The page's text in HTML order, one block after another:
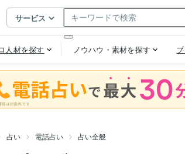
占い 電話占い 占い全般